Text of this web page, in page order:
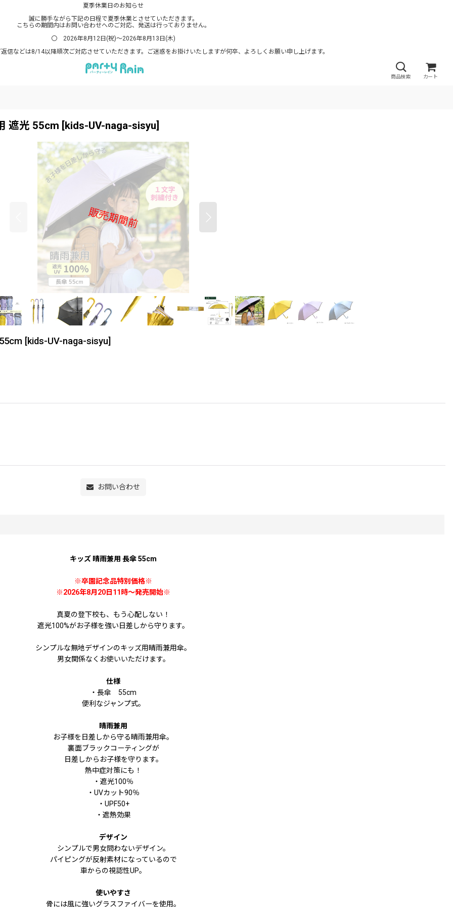
夏季休業日のお知らせ
誠に勝手ながら下記の日程で夏季休業とさせていただきます。
こちらの期間内はお問い合わせへのご対応、発送は行っておりません。
〇 2026年8月12日(祝)～2026年8月13日(木)
信などは8/14以降順次ご対応させていただきます。ご迷惑をお掛けいたしますが何卒、よろしくお願い申し上げます。
商品検索 カート
遮光 55cm [kids-UV-naga-sisyu]
[kids-UV-naga-sisyu]
お問い合わせ
キッズ 晴雨兼用 長傘 55cm
※卒園記念品特別価格※
※2026年8月20日11時〜発売開始※
真夏の登下校も、もう心配しない！
遮光100%がお子様を強い日差しから守ります。
シンプルな無地デザインのキッズ用晴雨兼用傘。
男女関係なくお使いいただけます。
仕様
・長傘 55cm
便利なジャンプ式。
晴雨兼用
お子様を日差しから守る晴雨兼用傘。
裏面ブラックコーティングが
日差しからお子様を守ります。
熱中症対策にも！
・遮光100％
・UVカット90％
・UPF50+
・遮熱効果
デザイン
シンプルで男女問わないデザイン。
パイピングが反射素材になっているので
車からの視認性UP。
使いやすさ
骨には風に強いグラスファイバーを使用。